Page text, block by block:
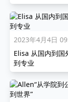
2023年4月4日
Elisa 从国内到国
到专业